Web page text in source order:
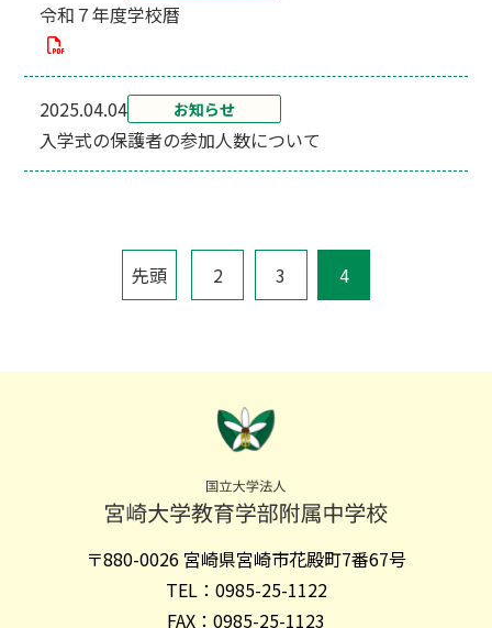
令和７年度学校暦
2025.04.04 お知らせ
入学式の保護者の参加人数について
先頭 2 3 4
〒880-0026 宮崎県宮崎市花殿町7番67号
TEL：0985-25-1122
FAX：0985-25-1123